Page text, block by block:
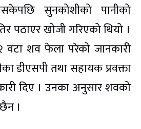
सुनकोशीको पानीको
पठाएर खोजी गरिएको थियो ।
वटा शव फेला परेको जानकारी
डीएसपी तथा सहायक प्रवक्ता
दिए । उनका अनुसार शवको
।